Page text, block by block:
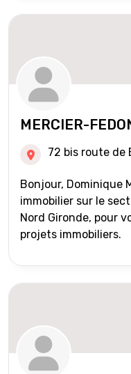
MERCIER-
72 bis route de
Bonjour, Dominique
immobilier sur le
Nord Gironde, pour
projets immobiliers.